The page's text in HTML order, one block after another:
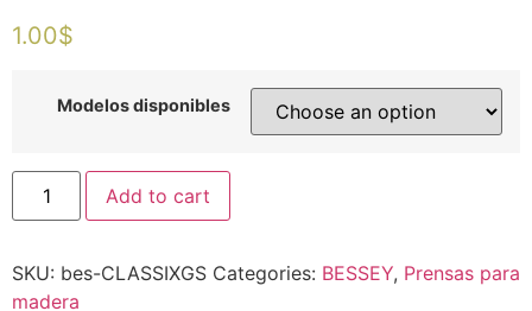
1.00$
Modelos disponibles
Tornillo
apriete
GZ
Original
Add to cart
SKU: bes-CLASSIXGS Categories: BESSEY, Prensas para
madera